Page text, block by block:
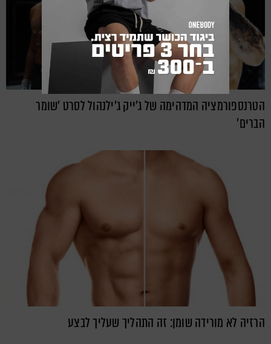
הטרנספורמציה המדהימה של ג'ייק ג'ילנהול לסרט 'שומר
הברים'
הרזיה לא מורידה שומן: זה התהליך שעליך לבצע